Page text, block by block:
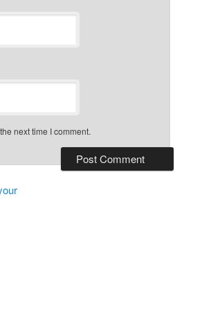
next time I comment.